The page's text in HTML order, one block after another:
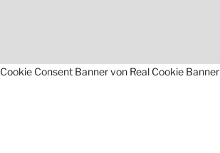
Cookie Consent Banner von Real Cookie Banner